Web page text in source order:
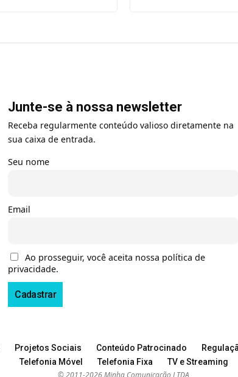
Junte-se à nossa newsletter
Receba regularmente conteúdo valioso diretamente na
sua caixa de entrada.
Seu nome
Email
Ao prosseguir, você aceita nossa política de
privacidade.
Projetos Sociais Conteúdo Patrocinado
Telefonia Móvel
Telefonia Fixa TV e Streaming
© 2011-2026 Minha Comunicação LTDA